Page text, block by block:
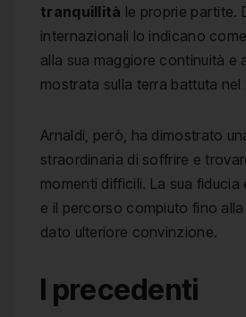
tranquillità le proprie partite.
internazionali lo indicano
alla sua maggiore continuità e
mostrata sulla terra battuta nel
Arnaldi, però, ha dimostrato
straordinaria di soffrire e
momenti difficili. La sua fiducia
e il percorso compiuto fino
dato ulteriore convinzione.
I precedenti